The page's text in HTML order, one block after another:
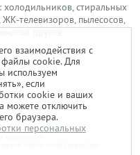
стиральных
телевизоров, пылесосов,
другое
портал «Мой Сервис-Гид»
взаимодействия с
cookie. Для
используем
если
cookie и ваших
можете отключить
браузера.
персональных